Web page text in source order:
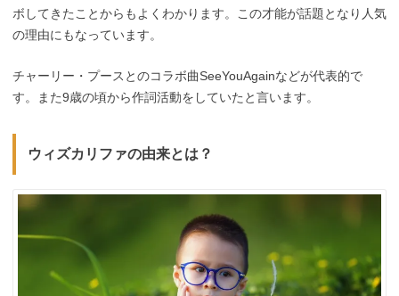
ボしてきたことからもよくわかります。この才能が話題となり人気
の理由にもなっています。
チャーリー・プースとのコラボ曲SeeYouAgainなどが代表的で
す。また9歳の頃から作詞活動をしていたと言います。
ウィズカリファの由来とは？